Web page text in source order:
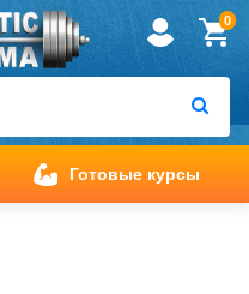
0
Готовые курсы